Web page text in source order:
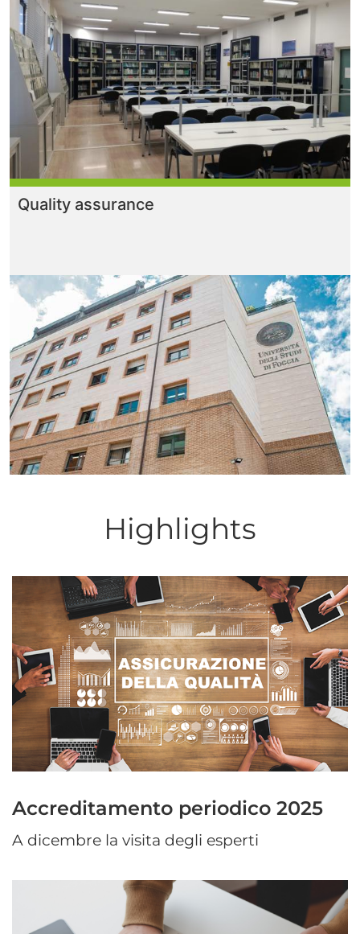
Quality assurance
Highlights
Accreditamento periodico 2025
A dicembre la visita degli esperti